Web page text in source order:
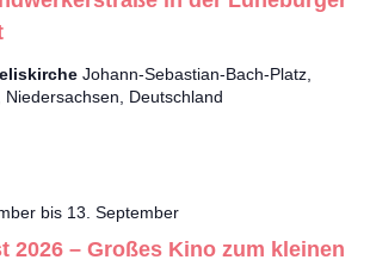
Johann-Sebastian-Bach-Platz,
Niedersachsen, Deutschland
2026 – Großes Kino zum kleinen
bis 13. September